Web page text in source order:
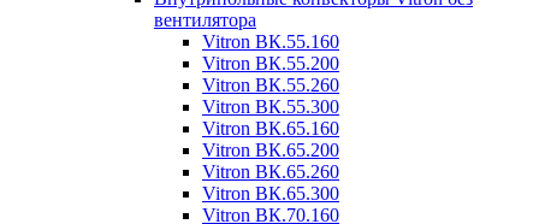
вентилятора
Vitron ВК.55.160
Vitron ВК.55.200
Vitron ВК.55.260
Vitron ВК.55.300
Vitron ВК.65.160
Vitron ВК.65.200
Vitron ВК.65.260
Vitron ВК.65.300
Vitron ВК.70.160